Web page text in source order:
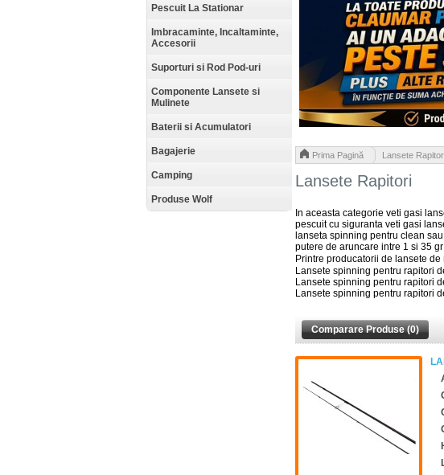
Pescuit La Stationar
Imbracaminte, Incaltaminte,
Accesorii
Suporturi si Rod Pod-uri
Componente Lansete si
Mulinete
Baterii si Acumulatori
Bagajerie
Camping
Produse Wolf
Prima Pagină Lansete
Lansete Rapitori
In aceasta categorie veti gasi
pescuit cu siguranta veti gasi
lanseta spinning pentru clean
putere de aruncare intre 1 si 35 gr
Printre producatorii de lansete
Lansete spinning pentru rapitori
Lansete spinning pentru rapitori
Lansete spinning pentru rapitori
Comparare Produse (0)